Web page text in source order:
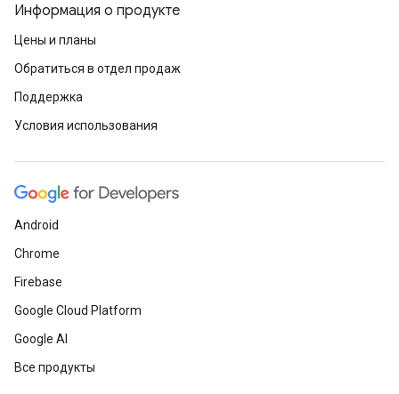
Информация о продукте
Цены и планы
Обратиться в отдел продаж
Поддержка
Условия использования
Android
Chrome
Firebase
Google Cloud Platform
Google AI
Все продукты